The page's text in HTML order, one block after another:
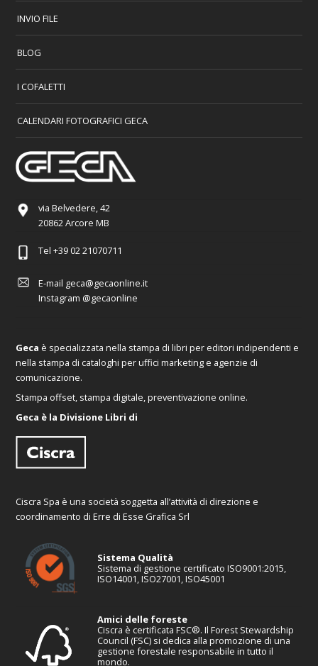
INVIO FILE
BLOG
I COFALETTI
CALENDARI FOTOGRAFICI GECA
via Belvedere, 42
20862 Arcore MB
Tel +39 02 21070711
E-mail geca@gecaonline.it
Instagram @gecaonline
Geca è specializzata nella stampa di libri per editori indipendenti e
nella stampa di cataloghi per uffici marketing e agenzie di
comunicazione.
Stampa offset, stampa digitale, preventivazione online.
Geca è la Divisione Libri di
Ciscra Spa è una società soggetta all’attività di direzione e
coordinamento di Erre di Esse Grafica Srl
Sistema Qualità
Sistema di gestione certificato ISO9001:2015,
ISO14001, ISO27001, ISO45001
Amici delle foreste
Ciscra è certificata FSC®. Il Forest Stewardship
Council (FSC) si dedica alla promozione di una
gestione forestale responsabile in tutto il
mondo.